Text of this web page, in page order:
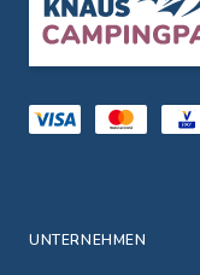
UNTERNEHMEN